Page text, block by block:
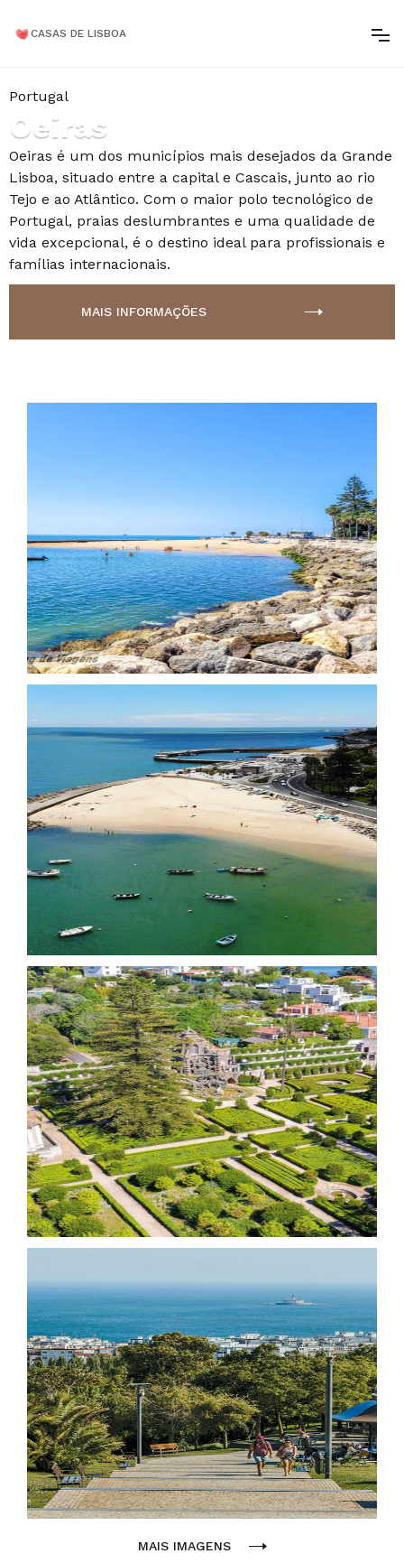
CASAS DE LISBOA
Portugal
Oeiras
Oeiras é um dos municípios mais desejados da Grande
Lisboa, situado entre a capital e Cascais, junto ao rio
Tejo e ao Atlântico. Com o maior polo tecnológico de
Portugal, praias deslumbrantes e uma qualidade de
vida excepcional, é o destino ideal para profissionais e
famílias internacionais.
MAIS INFORMAÇÕES
MAIS IMAGENS